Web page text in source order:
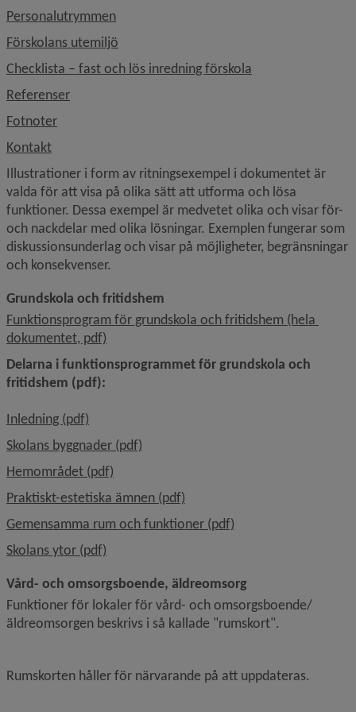
Personalutrymmen, 252 kB.
Förskolans utemiljö
Checklista – fast och lös inredning förskola
Referenser, 94 kB.
Fotnoter, 153.5 kB.
Kontakt, 105.2 kB.
Illustrationer i form av ritningsexempel i dokumentet är
valda för att visa på olika sätt att utforma och lösa
funktioner. Dessa exempel är medvetet olika och visar för-
och nackdelar med olika lösningar. Exemplen fungerar som
diskussionsunderlag och visar på möjligheter, begränsningar
och konsekvenser.
Grundskola och fritidshem
Funktionsprogram för grundskola och fritidshem (hela
dokumentet, pdf)
Delarna i funktionsprogrammet för grundskola och
fritidshem (pdf):
Inledning (pdf)
Skolans byggnader (pdf)
Hemområdet (pdf)
Praktiskt-estetiska ämnen (pdf)
Gemensamma rum och funktioner (pdf)
Skolans ytor (pdf)
Vård- och omsorgsboende, äldreomsorg
Funktioner för lokaler för vård- och omsorgsboende/
äldreomsorgen beskrivs i så kallade "rumskort".
Rumskorten håller för närvarande på att uppdateras.